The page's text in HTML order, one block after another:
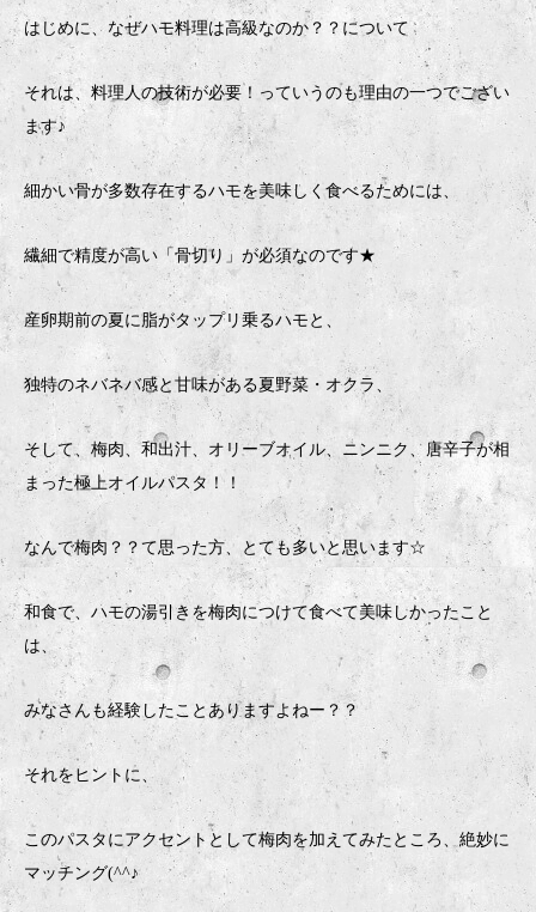
はじめに、なぜハモ料理は高級なのか？？について
それは、料理人の技術が必要！っていうのも理由の一つでござい
ます♪
細かい骨が多数存在するハモを美味しく食べるためには、
繊細で精度が高い「骨切り」が必須なのです★
産卵期前の夏に脂がタップリ乗るハモと、
独特のネバネバ感と甘味がある夏野菜・オクラ、
そして、梅肉、和出汁、オリーブオイル、ニンニク、唐辛子が相
まった極上オイルパスタ！！
なんで梅肉？？て思った方、とても多いと思います☆
和食で、ハモの湯引きを梅肉につけて食べて美味しかったこと
は、
みなさんも経験したことありますよねー？？
それをヒントに、
このパスタにアクセントとして梅肉を加えてみたところ、絶妙に
マッチング(^^♪